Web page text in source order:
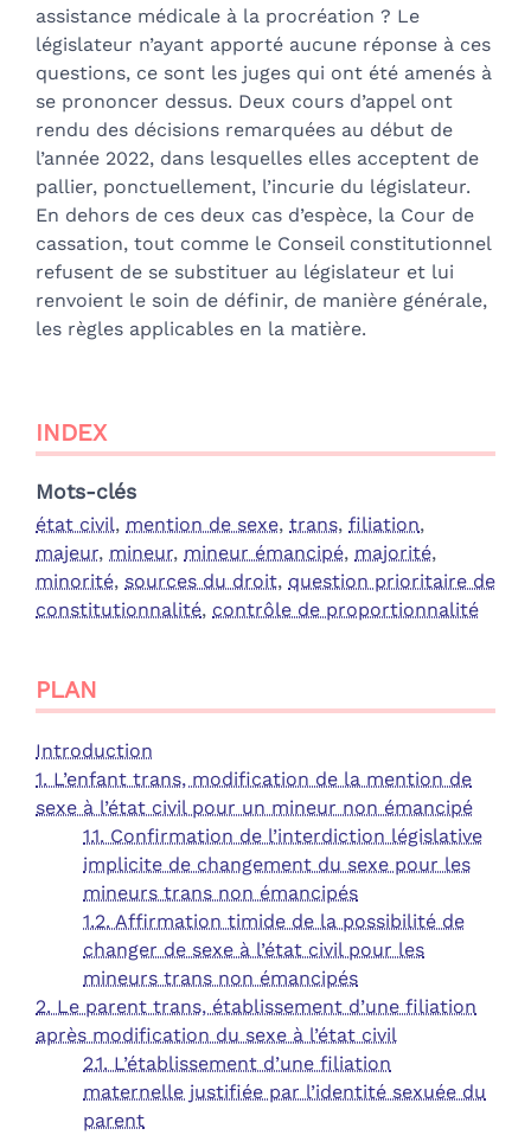
assistance médicale à la procréation ? Le
législateur n’ayant apporté aucune réponse à ces
questions, ce sont les juges qui ont été amenés à
se prononcer dessus. Deux cours d’appel ont
rendu des décisions remarquées au début de
l’année 2022, dans lesquelles elles acceptent de
pallier, ponctuellement, l’incurie du législateur.
En dehors de ces deux cas d’espèce, la Cour de
cassation, tout comme le Conseil constitutionnel
refusent de se substituer au législateur et lui
renvoient le soin de définir, de manière générale,
les règles applicables en la matière.
INDEX
Mots-clés
état civil, mention de sexe, trans, filiation,
majeur, mineur, mineur émancipé, majorité,
minorité, sources du droit, question prioritaire de
constitutionnalité, contrôle de proportionnalité
PLAN
Introduction
1. L’enfant trans, modification de la mention de
sexe à l’état civil pour un mineur non émancipé
1.1. Confirmation de l’interdiction législative
implicite de changement du sexe pour les
mineurs trans non émancipés
1.2. Affirmation timide de la possibilité de
changer de sexe à l’état civil pour les
mineurs trans non émancipés
2. Le parent trans, établissement d’une filiation
après modification du sexe à l’état civil
2.1. L’établissement d’une filiation
maternelle justifiée par l’identité sexuée du
parent